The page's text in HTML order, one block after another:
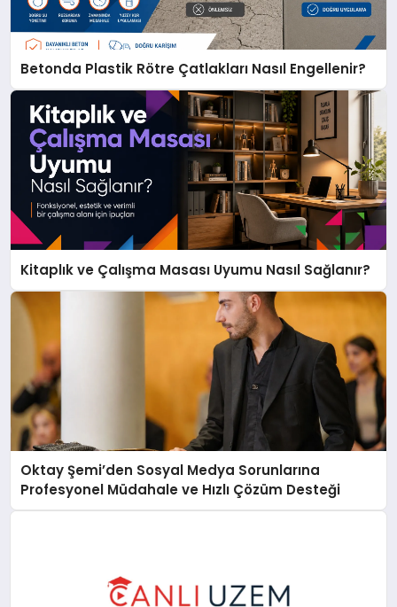
Betonda Plastik Rötre Çatlakları Nasıl Engellenir?
Kitaplık ve Çalışma Masası Uyumu Nasıl Sağlanır?
Oktay Şemi’den Sosyal Medya Sorunlarına
Profesyonel Müdahale ve Hızlı Çözüm Desteği